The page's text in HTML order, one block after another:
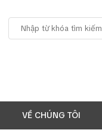
VỀ CHÚNG TÔI